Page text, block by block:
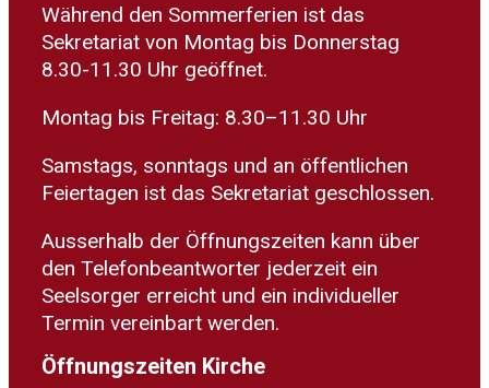
Während den Sommerferien ist das
Sekretariat von Montag bis Donnerstag
8.30-11.30 Uhr geöffnet.
Montag bis Freitag: 8.30–11.30 Uhr
Samstags, sonntags und an öffentlichen
Feiertagen ist das Sekretariat geschlossen.
Ausserhalb der Öffnungszeiten kann über
den Telefonbeantworter jederzeit ein
Seelsorger erreicht und ein individueller
Termin vereinbart werden.
Öffnungszeiten Kirche